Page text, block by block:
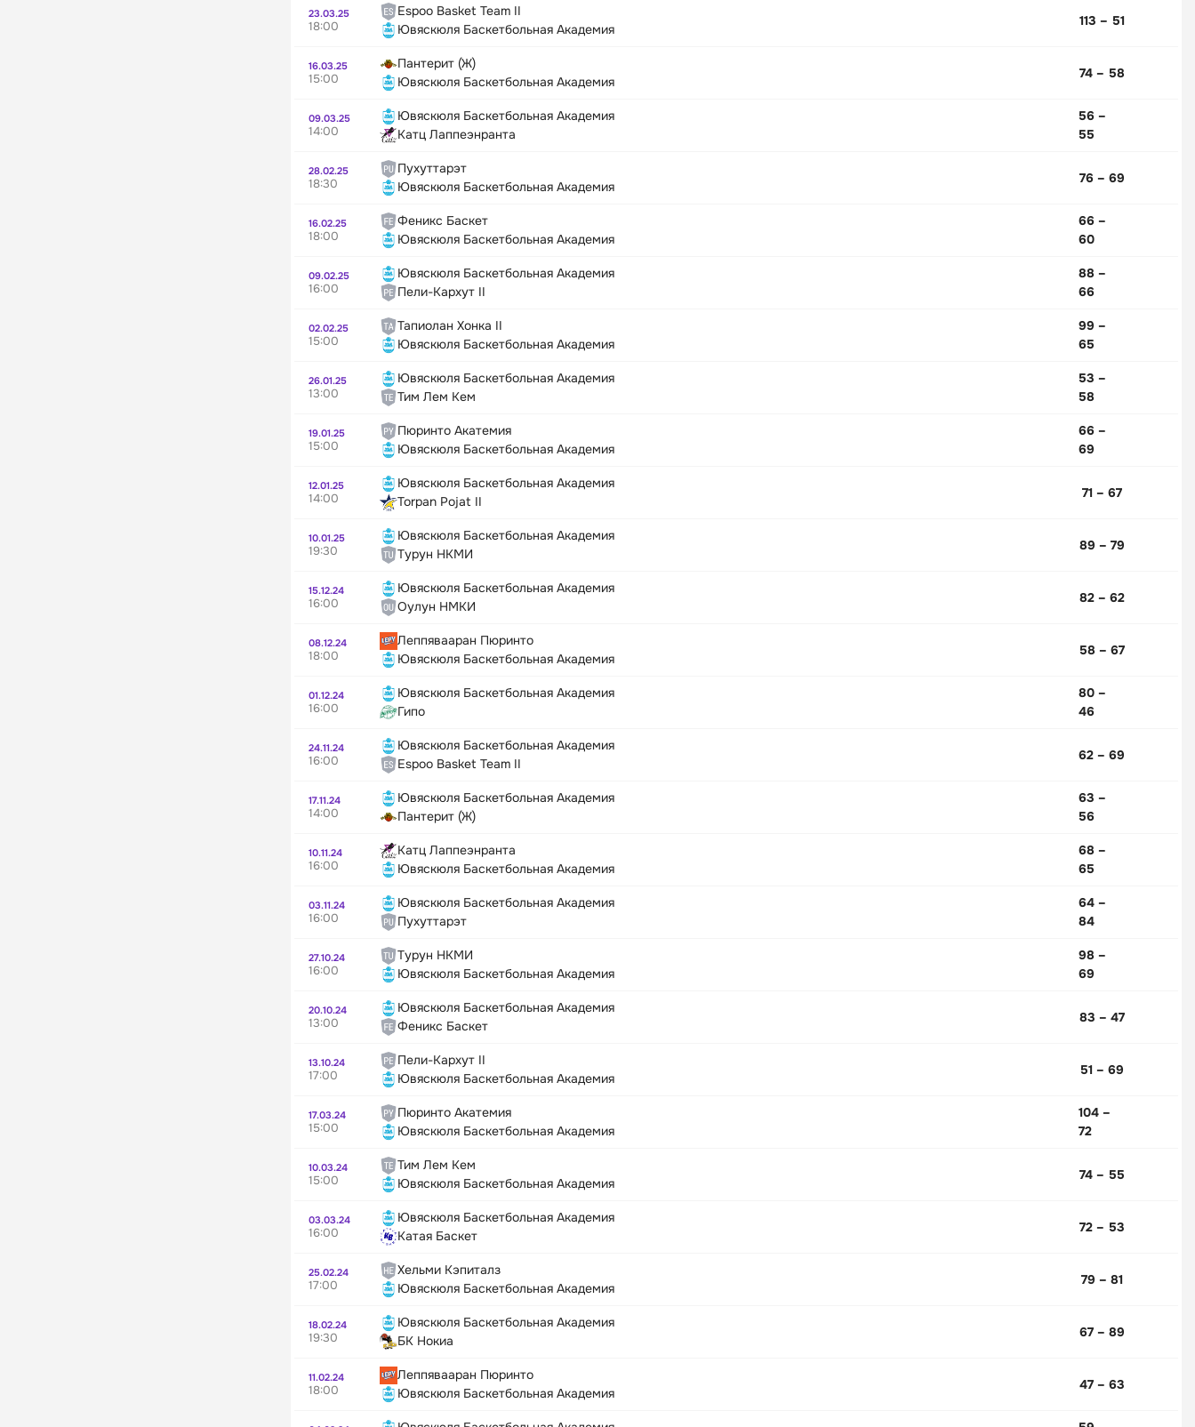
23.03.25
18:00
Espoo Basket Team II
Ювяскюля Баскетбольная Академия
113 – 51
16.03.25
15:00
Пантерит (Ж)
Ювяскюля Баскетбольная Академия
74 – 58
09.03.25
14:00
Ювяскюля Баскетбольная Академия
Катц Лаппеэнранта
56 –
55
28.02.25
18:30
Пухуттарэт
Ювяскюля Баскетбольная Академия
76 – 69
16.02.25
18:00
Феникс Баскет
Ювяскюля Баскетбольная Академия
66 –
60
09.02.25
16:00
Ювяскюля Баскетбольная Академия
Пели-Кархут II
88 –
66
02.02.25
15:00
Тапиолан Хонка II
Ювяскюля Баскетбольная Академия
99 –
65
26.01.25
13:00
Ювяскюля Баскетбольная Академия
Тим Лем Кем
53 –
58
19.01.25
15:00
Пюринто Акатемия
Ювяскюля Баскетбольная Академия
66 –
69
12.01.25
14:00
Ювяскюля Баскетбольная Академия
Torpan Pojat II
71 – 67
10.01.25
19:30
Ювяскюля Баскетбольная Академия
Турун НКМИ
89 – 79
15.12.24
16:00
Ювяскюля Баскетбольная Академия
Оулун НМКИ
82 – 62
08.12.24
18:00
Леппявааран Пюринто
Ювяскюля Баскетбольная Академия
58 – 67
01.12.24
16:00
Ювяскюля Баскетбольная Академия
Гипо
80 –
46
24.11.24
16:00
Ювяскюля Баскетбольная Академия
Espoo Basket Team II
62 – 69
17.11.24
14:00
Ювяскюля Баскетбольная Академия
Пантерит (Ж)
63 –
56
10.11.24
16:00
Катц Лаппеэнранта
Ювяскюля Баскетбольная Академия
68 –
65
03.11.24
16:00
Ювяскюля Баскетбольная Академия
Пухуттарэт
64 –
84
27.10.24
16:00
Турун НКМИ
Ювяскюля Баскетбольная Академия
98 –
69
20.10.24
13:00
Ювяскюля Баскетбольная Академия
Феникс Баскет
83 – 47
13.10.24
17:00
Пели-Кархут II
Ювяскюля Баскетбольная Академия
51 – 69
17.03.24
15:00
Пюринто Акатемия
Ювяскюля Баскетбольная Академия
104 –
72
10.03.24
15:00
Тим Лем Кем
Ювяскюля Баскетбольная Академия
74 – 55
03.03.24
16:00
Ювяскюля Баскетбольная Академия
Катая Баскет
72 – 53
25.02.24
17:00
Хельми Кэпиталз
Ювяскюля Баскетбольная Академия
79 – 81
18.02.24
19:30
Ювяскюля Баскетбольная Академия
БК Нокиа
67 – 89
11.02.24
18:00
Леппявааран Пюринто
Ювяскюля Баскетбольная Академия
47 – 63